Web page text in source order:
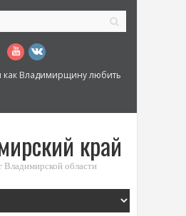
Владимирщину любить
край
Владимирской области